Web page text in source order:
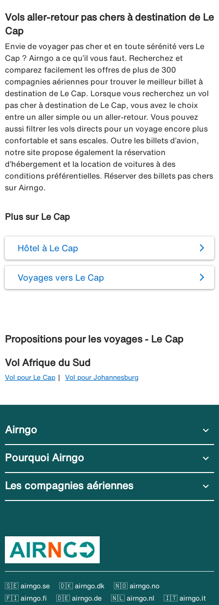
Vols aller-retour pas chers à destination de Le
Cap
Envie de voyager pas cher et en toute sérénité vers Le
Cap ? Airngo a ce qu’il vous faut. Recherchez et
comparez facilement les offres de plus de 300
compagnies aériennes pour trouver le meilleur billet à
destination de Le Cap. Lorsque vous recherchez un vol
pas cher à destination de Le Cap, vous avez le choix
entre un aller simple ou un aller-retour. Vous pouvez
aussi filtrer les vols directs pour un voyage encore plus
confortable et sans escales. Outre les billets d’avion,
notre site propose également la réservation
d’hébergement et la location de voitures à des
conditions préférentielles. Réserver des billets pas chers
sur Airngo.
Plus sur Le Cap
Hôtel à Le Cap
Voyages vers Le Cap
Propositions pour les voyages - Le Cap
Vol Afrique du Sud
Vol pour Le Cap Vol pour Johannesburg
Airngo expand_more
Pourquoi Airngo expand_more
Les compagnies aériennes expand_more
🇸🇪 airngo.se 🇩🇰 airngo.dk
🇳🇴 airngo.no
🇫🇮 airngo.fi
🇩🇪 airngo.de 🇳🇱 airngo.nl 🇮🇹 airngo.it